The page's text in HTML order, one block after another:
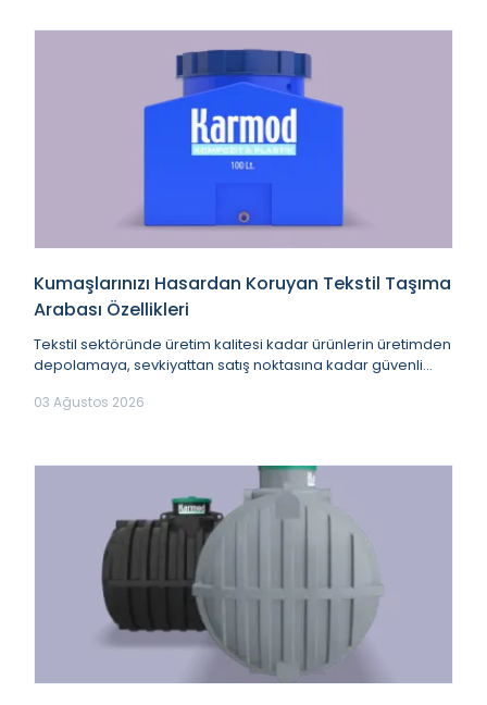
Kumaşlarınızı Hasardan Koruyan Tekstil Taşıma
Arabası Özellikleri
Tekstil sektöründe üretim kalitesi kadar ürünlerin üretimden
depolamaya, sevkiyattan satış noktasına kadar güvenli
03 Ağustos 2026